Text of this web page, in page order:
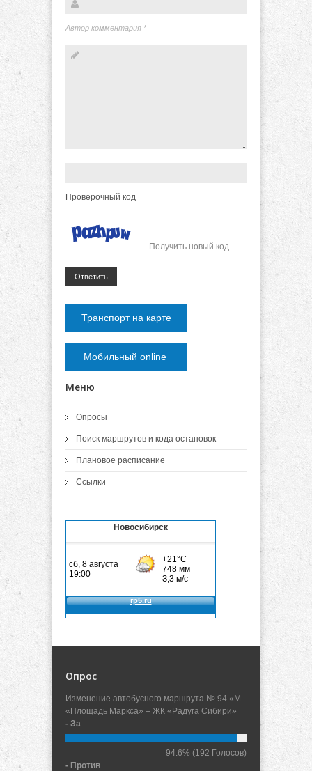
Автор комментария *
Проверочный код
Получить новый код
Ответить
Транспорт на карте
Мобильный online
Меню
Опросы
Поиск маршрутов и кода остановок
Плановое расписание
Ссылки
Новосибирск
Опрос
Изменение автобусного маршрута № 94 «М.
«Площадь Маркса» – ЖК «Радуга Сибири»
- За
94.6% (192 Голосов)
- Против